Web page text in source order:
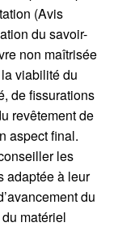
(Avis
du savoir-
non maîtrisée
viabilité du
de fissurations
revêtement de
aspect final.
les
adaptée à leur
du
matériel